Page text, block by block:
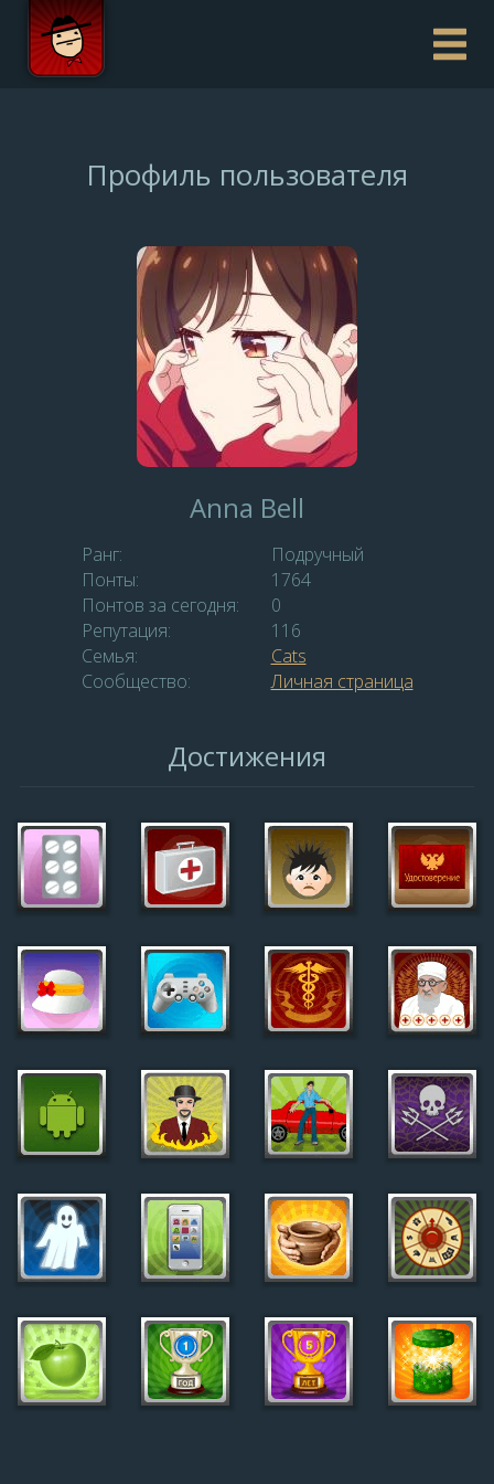
Профиль пользователя
Anna Bell
Ранг:
Подручный
Понты:
1764
Понтов за сегодня:
0
Репутация:
116
Семья:
Сats
Сообщество:
Личная страница
Достижения